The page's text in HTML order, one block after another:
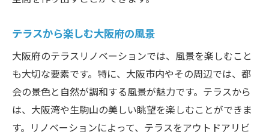
テラスから楽しむ大阪府の風景
大阪府のテラスリノベーションでは、風景を楽しむこと
も大切な要素です。特に、大阪市内やその周辺では、都
会の景色と自然が調和する風景が魅力です。テラスから
は、大阪湾や生駒山の美しい眺望を楽しむことができま
す。リノベーションによって、テラスをアウトドアリビ